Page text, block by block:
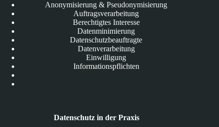
Anonymisierung & Pseudonymisierung
Auftragsverarbeitung
Berechtigtes Interesse
Datenminimierung
Datenschutzbeauftragte
Datenverarbeitung
Einwilligung
Informationspflichten
Datenschutz in der Praxis